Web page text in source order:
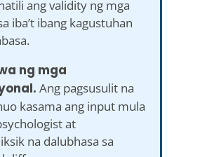
ang validity ng mga
iba’t ibang kagustuhan
ng mga
Ang pagsusulit na
kasama ang input mula
at
na dalubhasa sa